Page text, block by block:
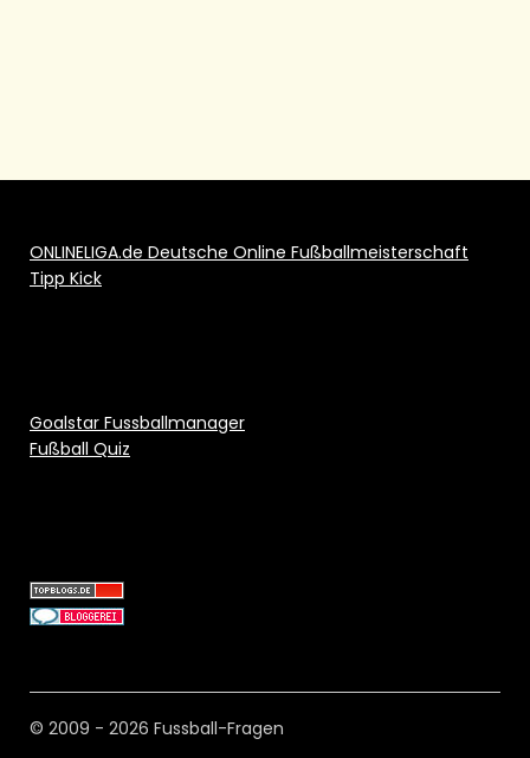
ONLINELIGA.de Deutsche Online Fußballmeisterschaft
Tipp Kick
Goalstar Fussballmanager
Fußball Quiz
© 2009 - 2026 Fussball-Fragen